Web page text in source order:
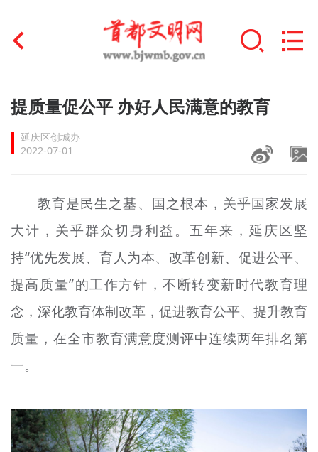
首页
文明创建
文明培育
+
未成年人思想道德建设
榜样人物
+
身边好人
文明评论
北京宣传文化引导基金
专题
提质量促公平 办好人民满意的教育
延庆区创城办
2022-07-01
教育是民生之基、国之根本，关乎国家发展
大计，关乎群众切身利益。五年来，延庆区坚
持“优先发展、育人为本、改革创新、促进公平、
提高质量”的工作方针，不断转变新时代教育理
念，深化教育体制改革，促进教育公平、提升教育
质量，在全市教育满意度测评中连续两年排名第
一。